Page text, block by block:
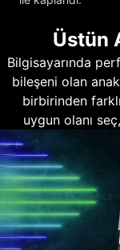
Üstün
Bilgisayarında
bileşeni olan
birbirinden
uygun olanı